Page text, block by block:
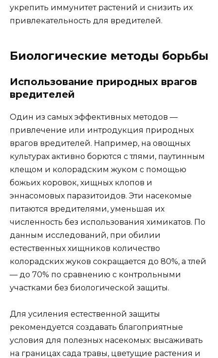
укрепить иммунитет растений и снизить их
привлекательность для вредителей.
Биологические методы борьбы
Использование природных врагов
вредителей
Один из самых эффективных методов —
привлечение или интродукция природных
врагов вредителей. Например, на овощных
культурах активно борются с тлями, паутинным
клещом и колорадским жуком с помощью
божьих коровок, хищных клопов и
эннасомовых паразитоидов. Эти насекомые
питаются вредителями, уменьшая их
численность без использования химикатов. По
данным исследований, при обилии
естественных хищников количество
колорадских жуков сокращается до 80%, а тлей
— до 70% по сравнению с контрольными
участками без биологической защиты.
Для усиления естественной защиты
рекомендуется создавать благоприятные
условия для полезных насекомых: высаживать
на границах сада травы, цветущие растения и